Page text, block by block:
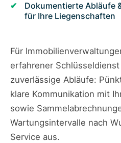
Dokumentierte Abläufe
für Ihre Liegenschaften
Für
erfahrener Schlüsseldienst
zuverlässige Abläufe:
klare Kommunikation mit
sowie
Wartungsintervalle nach
Service aus.